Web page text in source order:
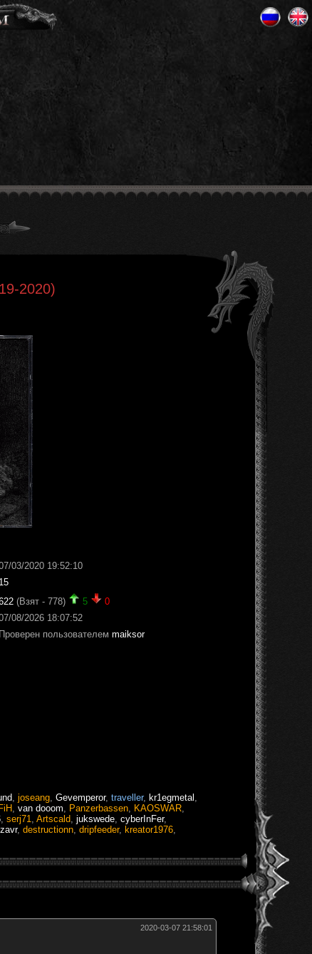
2020)
03/2020 19:52:10
15
(Взят - 778) 5
0
08/2026 18:07:52
Проверен пользователем maiksor
joseang Gevemperor, traveller, kr1egmetal
van dooom Panzerbassen KAOSWAR
serj71 Artscald jukswede cyberInFer,
, destructionn dripfeeder, kreator1976
2020-03-07 21:58:01